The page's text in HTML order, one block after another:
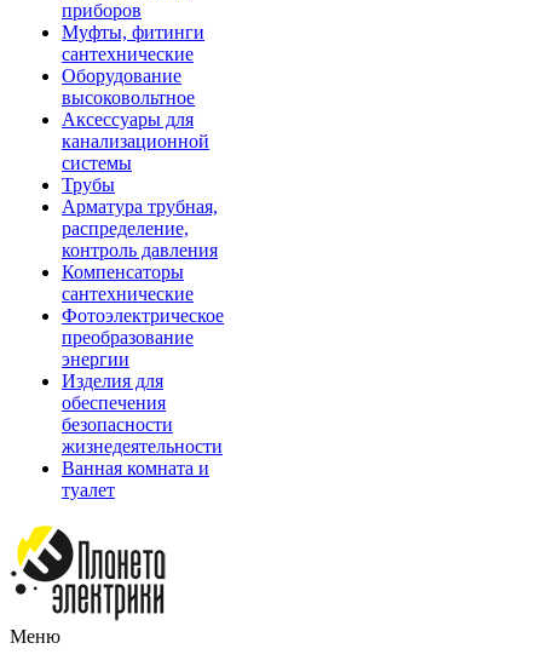
приборов
Муфты, фитинги
сантехнические
Оборудование
высоковольтное
Аксессуары для
канализационной
системы
Трубы
Арматура трубная,
распределение,
контроль давления
Компенсаторы
сантехнические
Фотоэлектрическое
преобразование
энергии
Изделия для
обеспечения
безопасности
жизнедеятельности
Ванная комната и
туалет
Меню